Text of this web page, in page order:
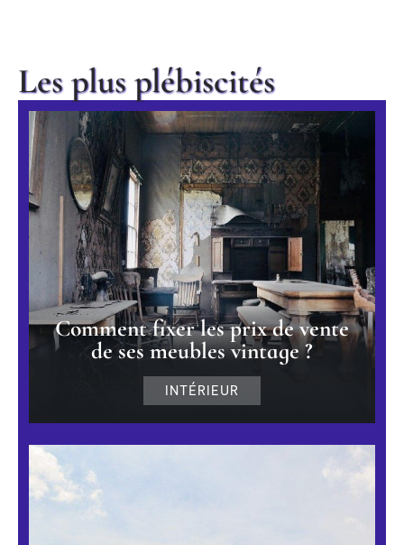
Les plus plébiscités
Comment fixer les prix de vente
de ses meubles vintage ?
INTÉRIEUR